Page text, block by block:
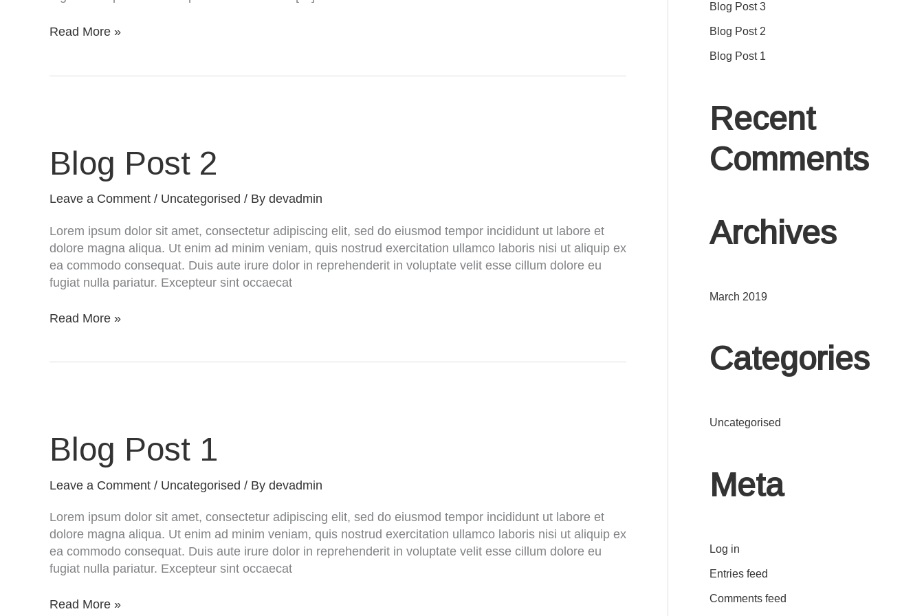
Read More »
Blog Post 2
Leave a Comment / Uncategorised / By devadmin
Lorem ipsum dolor sit amet, consectetur adipiscing elit, sed do eiusmod tempor incididunt ut labore et
dolore magna aliqua. Ut enim ad minim veniam, quis nostrud exercitation ullamco laboris nisi ut aliquip ex
ea commodo consequat. Duis aute irure dolor in reprehenderit in voluptate velit esse cillum dolore eu
fugiat nulla pariatur. Excepteur sint occaecat
o
g
o
t
2
Read More »
Blog Post 1
Leave a Comment / Uncategorised / By devadmin
Lorem ipsum dolor sit amet, consectetur adipiscing elit, sed do eiusmod tempor incididunt ut labore et
dolore magna aliqua. Ut enim ad minim veniam, quis nostrud exercitation ullamco laboris nisi ut aliquip ex
ea commodo consequat. Duis aute irure dolor in reprehenderit in voluptate velit esse cillum dolore eu
fugiat nulla pariatur. Excepteur sint occaecat
o
g
o
t
1
Read More »
r
:
Blog Post 3
Blog Post 2
Blog Post 1
Recent
Comments
Archives
March 2019
Categories
Uncategorised
Meta
Log in
Entries feed
Comments feed